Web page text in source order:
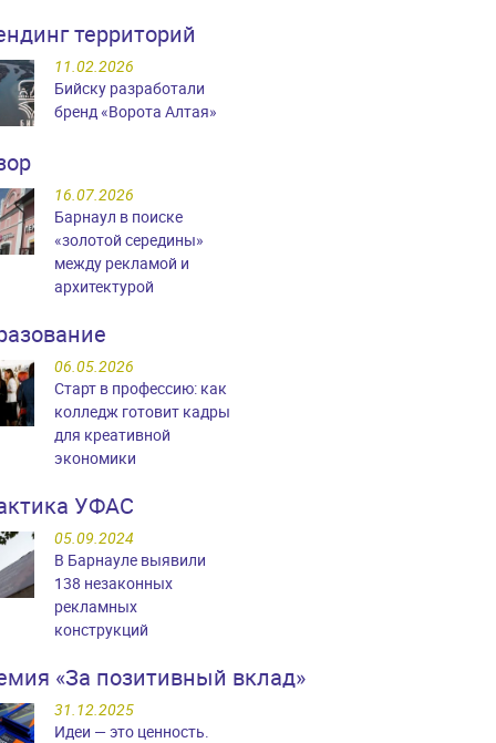
территорий
11.02.2026
Бийску разработали
бренд «Ворота Алтая»
16.07.2026
Барнаул в поиске
«золотой середины»
между рекламой и
архитектурой
06.05.2026
Старт в профессию: как
колледж готовит кадры
для креативной
экономики
УФАС
05.09.2024
В Барнауле выявили
138 незаконных
рекламных
конструкций
«За позитивный вклад»
31.12.2025
Идеи — это ценность.